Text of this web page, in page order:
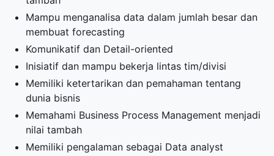
Mampu menganalisa data dalam jumlah besar dan
membuat forecasting
Komunikatif dan Detail-oriented
Inisiatif dan mampu bekerja lintas tim/divisi
Memiliki ketertarikan dan pemahaman tentang
dunia bisnis
Memahami Business Process Management menjadi
nilai tambah
Memiliki pengalaman sebagai Data analyst